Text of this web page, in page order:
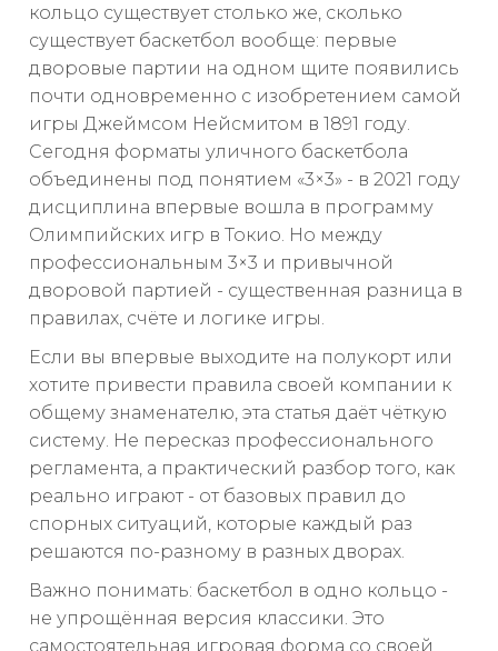
кольцо существует столько же, сколько
существует баскетбол вообще: первые
дворовые партии на одном щите появились
почти одновременно с изобретением самой
игры Джеймсом Нейсмитом в 1891 году.
Сегодня форматы уличного баскетбола
объединены под понятием «3×3» - в 2021 году
дисциплина впервые вошла в программу
Олимпийских игр в Токио. Но между
профессиональным 3×3 и привычной
дворовой партией - существенная разница в
правилах, счёте и логике игры.
Если вы впервые выходите на полукорт или
хотите привести правила своей компании к
общему знаменателю, эта статья даёт чёткую
систему. Не пересказ профессионального
регламента, а практический разбор того, как
реально играют - от базовых правил до
спорных ситуаций, которые каждый раз
решаются по-разному в разных дворах.
Важно понимать: баскетбол в одно кольцо -
не упрощённая версия классики. Это
самостоятельная игровая форма со своей